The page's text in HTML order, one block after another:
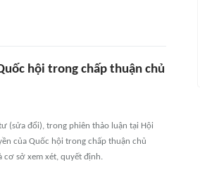
hội trong chấp thuận chủ
(sửa đổi), trong phiên thảo luận tại Hội
của Quốc hội trong chấp thuận chủ
cơ sở xem xét, quyết định.